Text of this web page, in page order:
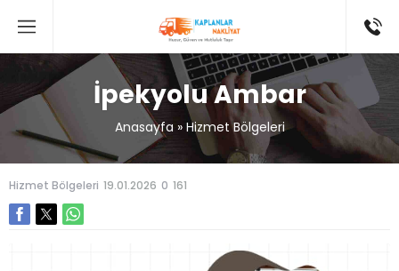
İpekyolu Ambar
Anasayfa » Hizmet Bölgeleri
Hizmet Bölgeleri 19.01.2026 0 161